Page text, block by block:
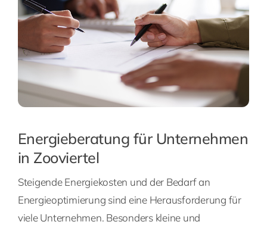
Energieberatung für Unternehmen
in Zooviertel
Steigende Energiekosten und der Bedarf an
Energieoptimierung sind eine Herausforderung für
viele Unternehmen. Besonders kleine und